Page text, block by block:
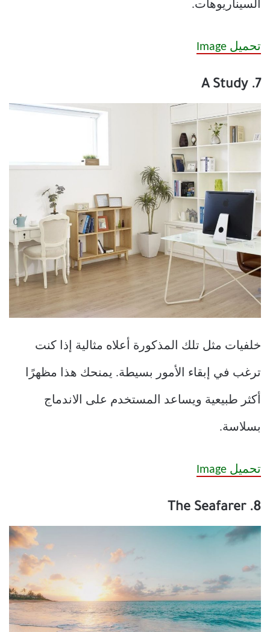
السيناريوهات.
تحميل Image
7. A Study
خلفيات مثل تلك المذكورة أعلاه مثالية إذا كنت
ترغب في إبقاء الأمور بسيطة. يمنحك هذا مظهرًا
أكثر طبيعية ويساعد المستخدم على الاندماج
بسلاسة.
تحميل Image
8. The Seafarer